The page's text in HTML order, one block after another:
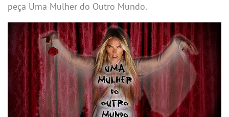
peça Uma Mulher do Outro Mundo.